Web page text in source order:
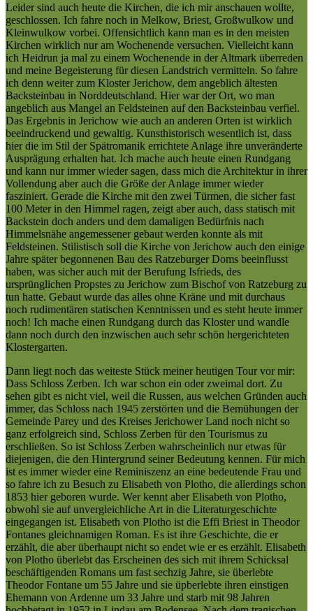
Leider sind auch heute die Kirchen, die ich mir anschauen wollte,
geschlossen. Ich fahre noch in Melkow, Briest, Großwulkow und
Kleinwulkow vorbei. Offensichtlich kann man es in den meisten
Kirchen wirklich nur am Wochenende versuchen. Vielleicht kann
ich Heidrun ja mal zu einem Wochenende in der Altmark überreden
und meine Begeisterung für diesen Landstrich vermitteln. So fahre
ich denn weiter zum Kloster Jerichow, dem angeblich ältesten
Backsteinbau in Norddeutschland. Hier war der Ort, wo man
angeblich aus Mangel an Feldsteinen auf den Backsteinbau verfiel.
Das Ergebnis in Jerichow wie auch an anderen Orten ist wirklich
beeindruckend und gewaltig. Kunsthistorisch wesentlich ist, dass
hier die im Stil der Spätromanik errichtete Anlage ihre unveränderte
Ausprägung erhalten hat. Ich mache auch heute einen Rundgang
und kann nur immer wieder sagen, dass mich die Architektur in ihrer
Vollendung aber auch die Größe der Anlage immer wieder
fasziniert. Gerade die Kirche mit den zwei Türmen, die sicher fast
100 Meter in den Himmel ragen, zeigt aber auch, dass statisch mit
Backstein doch anders und dem damaligen Bedürfnis nach
Himmelsnähe angemessener gebaut werden konnte als mit
Feldsteinen. Stilistisch soll die Kirche von Jerichow auch den einige
Jahre später begonnenen Bau des Ratzeburger Doms beeinflusst
haben, was sicher auch mit der Berufung Isfrieds, des
ursprünglichen Propstes zu Jerichow zum Bischof von Ratzeburg zu
tun hatte. Gebaut wurde das alles ohne Kräne und mit durchaus
noch rudimentären statischen Kenntnissen und es steht heute immer
noch! Ich mache einen Rundgang durch das Kloster und wandle
dann noch durch den inzwischen auch sehr schön hergerichteten
Klostergarten.
Dann liegt noch das weiteste Stück meiner heutigen Tour vor mir:
Dass Schloss Zerben. Ich war schon ein oder zweimal dort. Zu
sehen gibt es nicht viel, weil die Russen, aus welchen Gründen auch
immer, das Schloss nach 1945 zerstörten und die Bemühungen der
Gemeinde Parey und des Kreises Jerichower Land noch nicht so
ganz erfolgreich sind, Schloss Zerben für den Tourismus zu
erschließen. So ist Schloss Zerben wahrscheinlich nur etwas für
diejenigen, die den Hintergrund seiner Bedeutung kennen. Für mich
ist es immer wieder eine Reminiszenz an eine bedeutende Frau und
so fahre ich zu Besuch zu Elisabeth von Plotho, die allerdings schon
1853 hier geboren wurde. Wer kennt aber Elisabeth von Plotho,
obwohl sie auf unvergleichliche Art in die Literaturgeschichte
eingegangen ist. Elisabeth von Plotho ist die Effi Briest in Theodor
Fontanes gleichnamigen Roman. Es ist ihre Geschichte, die er
erzählt, die aber überhaupt nicht so endet wie er es erzählt. Elisabeth
von Plotho überlebt das Erscheinen des sich mit ihrem Schicksal
beschäftigenden Romans um fast sechzig Jahre, sie überlebte
Theodor Fontane um 55 Jahre und sie üpberlebte ihren einstigen
Ehemann von Ardenne um 33 Jahre und starb mit 98 Jahren